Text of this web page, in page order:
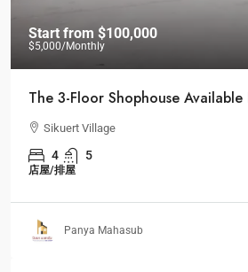
Start from $100,000
$5,000/Monthly
The 3-Floor Shophouse Available
Sikuert Village
4 5
店屋/排屋
Panya Mahasub